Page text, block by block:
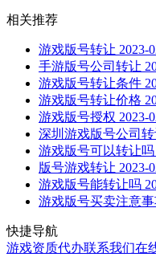
相关推荐
游戏版号转让 2023-
手游版号公司转让
游戏版号转让条件
游戏版号转让价格
游戏版号授权 2023-
深圳游戏版号公司转
游戏版号可以转让吗
版号游戏转让 2023-
游戏版号能转让吗
游戏版号买卖注意事
快捷导航
游戏资质代办联系我们在